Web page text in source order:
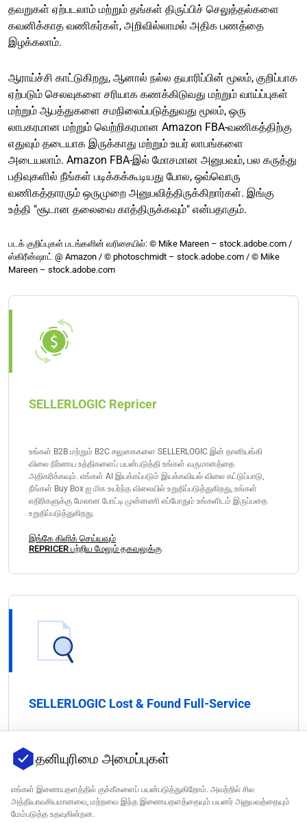
தவறுகள் ஏற்படலாம் மற்றும் தங்கள் திருப்பிச் செலுத்தல்களை
கவனிக்காத வணிகர்கள், அறிவில்லாமல் அதிக பணத்தை
இழக்கலாம்.
ஆராய்ச்சி காட்டுகிறது, ஆனால் நல்ல தயாரிப்பின் மூலம், குறிப்பாக
ஏற்படும் செலவுகளை சரியாக கணக்கிடுவது மற்றும் வாய்ப்புகள்
மற்றும் ஆபத்துகளை சமநிலைப்படுத்துவது மூலம், ஒரு
லாபகரமான மற்றும் வெற்றிகரமான Amazon FBA-வணிகத்திற்கு
எதுவும் தடையாக இருக்காது மற்றும் உயர் லாபங்களை
அடையலாம். Amazon FBA-இல் மோசமான அனுபவம், பல கருத்து
பதிவுகளில் நீங்கள் படிக்கக்கூடியது போல, ஒவ்வொரு
வணிகத்தாரரும் ஒருமுறை அனுபவித்திருக்கிறார்கள். இங்கு
உத்தி "சூடான தலைவை காத்திருக்கவும்" என்பதாகும்.
படக் குறிப்புகள் படங்களின் வரிசையில்: © Mike Mareen – stock.adobe.com /
ஸ்கிரீன்ஷாட் @ Amazon / © photoschmidt – stock.adobe.com / © Mike
Mareen – stock.adobe.com
SELLERLOGIC Repricer
உங்கள் B2B மற்றும் B2C சலுகைகளை SELLERLOGIC இன் தானியங்கி
விலை நிர்ணய உத்திகளைப் பயன்படுத்தி உங்கள் வருமானத்தை
அதிகரிக்கவும். எங்கள் AI இயக்கப்படும் இயக்கவியல் விலை கட்டுப்பாடு,
நீங்கள் Buy Box ஐ மிக உயர்ந்த விலையில் உறுதிப்படுத்துகிறது, உங்கள்
எதிரிகளுக்கு மேலான போட்டி முன்னணி எப்போதும் உங்களிடம் இருப்பதை
உறுதிப்படுத்துகிறது.
இங்கே கிளிக் செய்யவும்
REPRICER பற்றிய மேலும் தகவலுக்கு
SELLERLOGIC Lost & Found Full-Service
ஒவ்வொரு FBA பரிவர்த்தனையையும் ஆய்வு செய்கிறது மற்றும் FBA
பிழைகளால் ஏற்படும் மீள்பணம் கோரிக்கைகளை அடையாளம் காண்கிறது.
அமேசானுடன் தொடர்பு கொள்ளுதல் உள்ளிட்ட முழு மீள்பணம்
செயல்முறையை நிர்வகிக்கிறது. உங்கள் Lost & Found Full-Service
டாஷ்போர்டில் அனைத்து மீள்பணங்களின் முழு கண்ணோட்டமும் எப்போதும்
தனியுரிமை அமைப்புகள்
எங்கள் இணையதளத்தில் குக்கீகளைப் பயன்படுத்துகிறோம். அவற்றில் சில
அத்தியாவசியமானவை, மற்றவை இந்த இணையதளத்தையும் பயனர் அனுபவத்தையும்
மேம்படுத்த உதவுகின்றன.